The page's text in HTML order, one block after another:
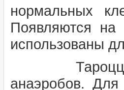
нормальных
Появляются на
использованы
Тароцци
анаэробов. Для